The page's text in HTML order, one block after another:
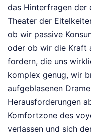
das Hinterfragen der
Theater der
ob wir passive
oder ob wir die Kraft
fordern, die uns
komplex genug, wir
aufgeblasenen
Herausforderungen
Komfortzone des
verlassen und sich